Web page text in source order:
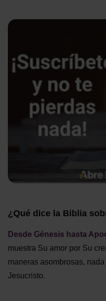
¿Qué dice la Biblia
Desde Génesis hasta
muestra Su amor por Su
maneras asombrosas,
Jesucristo.